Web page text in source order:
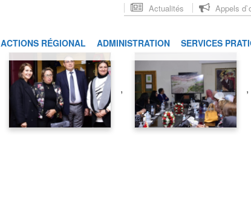
Actualités Appels
ACTIONS RÉGIONAL ADMINISTRATION SERVICES
, ,